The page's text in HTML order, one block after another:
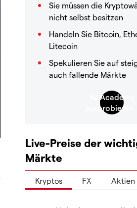
Sie müssen die
nicht selbst besitzen
Handeln Sie Bitcoin,
Litecoin
Spekulieren Sie auf
auch fallende Märkte
Live-Preise der
Märkte
Kryptos FX Aktien